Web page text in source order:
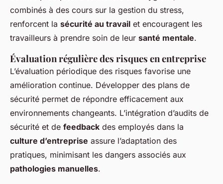
combinés à des cours sur la gestion du stress,
renforcent la sécurité au travail et encouragent les
travailleurs à prendre soin de leur santé mentale.
Évaluation régulière des risques en entreprise
L’évaluation périodique des risques favorise une
amélioration continue. Développer des plans de
sécurité permet de répondre efficacement aux
environnements changeants. L’intégration d’audits de
sécurité et de feedback des employés dans la
culture d’entreprise assure l’adaptation des
pratiques, minimisant les dangers associés aux
pathologies manuelles.